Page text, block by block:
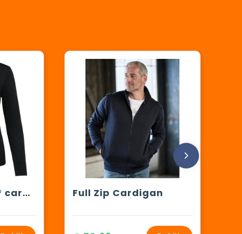
Dames Supima® cardigan Full Zip Cardigan